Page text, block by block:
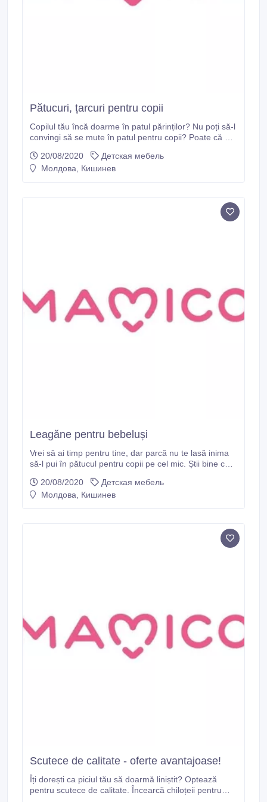
Pătucuri, țarcuri pentru copii
Copilul tău încă doarme în patul părinților? Nu poți să-l
convingi să se mute în patul pentru copii? Poate că nu
dormi acolo unde nu se simte confortabil. Încearcă să
intri pe site-ul magazinului online pentru copii Mamico
20/08/2020
Детская мебель
Молдова, Кишинев
Leagăne pentru bebeluși
Vrei să ai timp pentru tine, dar parcă nu te lasă inima
să-l pui în pătucul pentru copii pe cel mic. Știi bine că
la el să-i ții de urât. Ce soluții ai? Un balansoar pentru
bebe se poate transforma în ajutorul tău de nădejde.
20/08/2020
Детская мебель
Молдова, Кишинев
Scutece de calitate - oferte avantajoase!
Îți dorești ca piciul tău să doarmă liniștit? Optează
pentru scutece de calitate. Încearcă chiloțeii pentru